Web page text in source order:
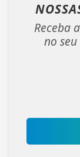
Receba
no